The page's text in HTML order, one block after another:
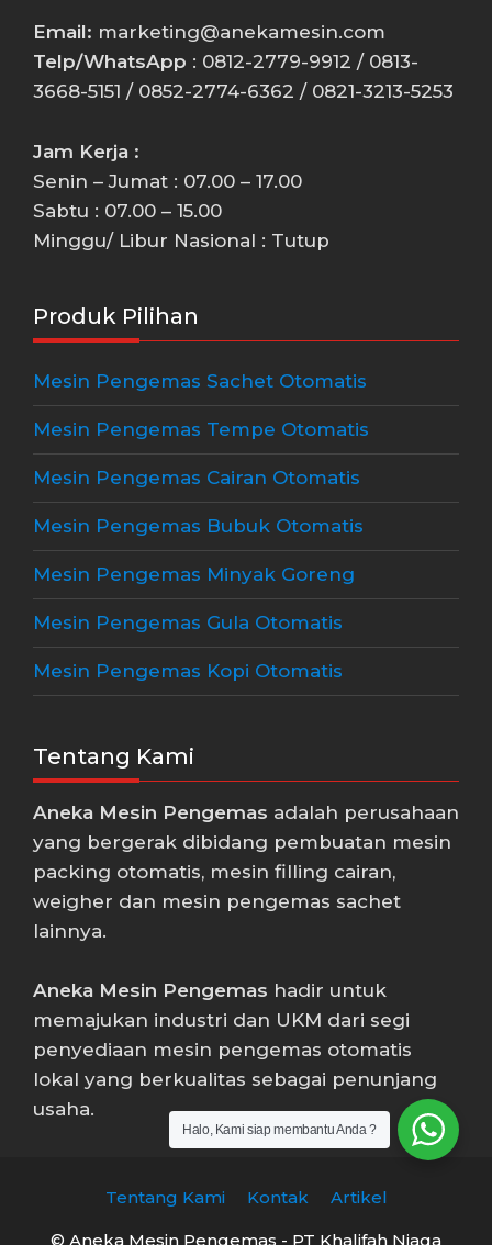
Email: marketing@anekamesin.com
Telp/WhatsApp : 0812-2779-9912 / 0813-
3668-5151 / 0852-2774-6362 / 0821-3213-5253
Jam Kerja :
Senin – Jumat : 07.00 – 17.00
Sabtu : 07.00 – 15.00
Minggu/ Libur Nasional : Tutup
Produk Pilihan
Mesin Pengemas Sachet Otomatis
Mesin Pengemas Tempe Otomatis
Mesin Pengemas Cairan Otomatis
Mesin Pengemas Bubuk Otomatis
Mesin Pengemas Minyak Goreng
Mesin Pengemas Gula Otomatis
Mesin Pengemas Kopi Otomatis
Tentang Kami
Aneka Mesin Pengemas adalah perusahaan
yang bergerak dibidang pembuatan mesin
packing otomatis, mesin filling cairan,
weigher dan mesin pengemas sachet
lainnya.
Aneka Mesin Pengemas hadir untuk
memajukan industri dan UKM dari segi
penyediaan mesin pengemas otomatis
lokal yang berkualitas sebagai penunjang
usaha.
Tentang Kami Kontak Artikel
© Aneka Mesin Pengemas - PT Khalifah Niaga
Halo, Kami siap membantu Anda ?